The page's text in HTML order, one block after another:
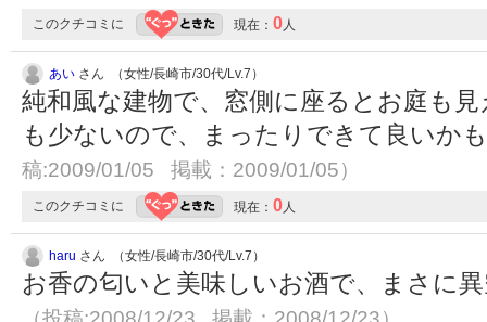
このクチコミに 現在： 0人
あい さん （女性/長崎市/30代/Lv.7）
純和風な建物で、窓側に座るとお庭も
も少ないので、まったりできて良いか
稿:2009/01/05 掲載：2009/01/05）
このクチコミに 現在： 0人
haru さん （女性/長崎市/30代/Lv.7）
お香の匂いと美味しいお酒で、まさに